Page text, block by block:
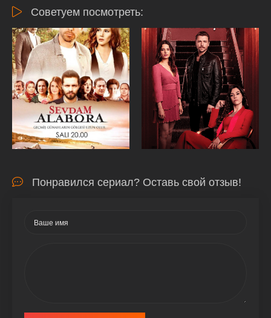
Советуем посмотреть:
Понравился сериал? Оставь свой отзыв!